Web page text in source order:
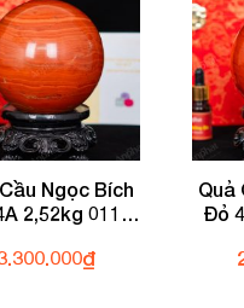
Ngọc Bích
2,52kg 011-
₫
Quả
Đỏ